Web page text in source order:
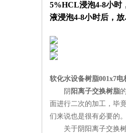
5%HCL浸泡4-8小时
液浸泡4-8小时后，
软化水设备树脂001x7
阴 阳离子交换树脂
面进行二次的加工，毕
们来说也是很有必要的
关于阴阳离子交换树